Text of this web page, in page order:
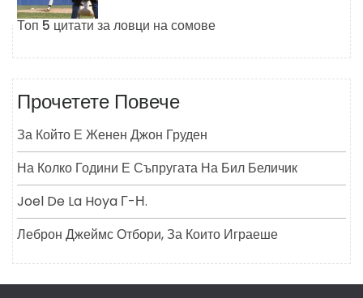
Топ 5 цитати за ловци на сомове
Прочетете Повече
За Който Е Женен Джон Груден
На Колко Години Е Съпругата На Бил Беличик
Joel De La Hoya Г-Н.
Леброн Джеймс Отбори, За Които Играеше